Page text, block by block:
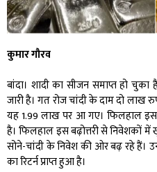
कुमार गौरव
बांदा। शादी का सीजन समाप्त हो चुका
जारी है। गत रोज चांदी के दाम दो
यह 1.99 लाख पर आ गए। फिलहाल इस
है। फिलहाल इस बढ़ोत्तरी से निवेशकों
सोने-चांदी के निवेश की ओर बढ़ रहे हैं।
का रिटर्न प्राप्त हुआ है।